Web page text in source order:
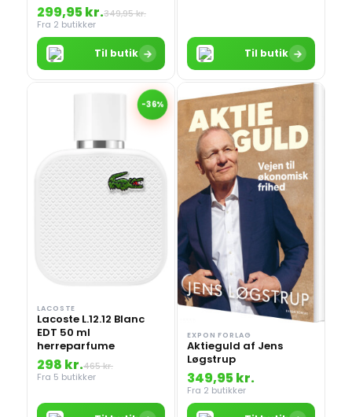
299,95 kr.349,95 kr.
Fra 2 butikker
Til butik → Til butik →
-36%
LACOSTE
Lacoste L.12.12 Blanc
EDT 50 ml
herreparfume
298 kr.465 kr.
Fra 5 butikker
EXPON FORLAG
Aktieguld af Jens
Løgstrup
349,95 kr.
Fra 2 butikker